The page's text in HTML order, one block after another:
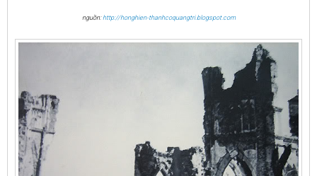
nguồn: http://honghien-thanhcoquangtri.blogspot.com